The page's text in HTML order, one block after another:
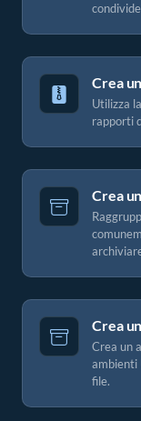
Crea
Utilizza
rapporti
Crea
Crea
Crea un
ambienti
file.